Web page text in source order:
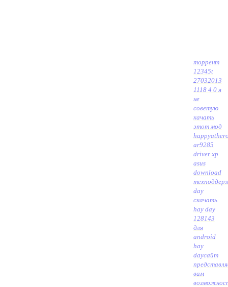
торрент
12345t
27032013
1118 4 0 я
не
советую
качать
этот мод
happy
ar9285
driver xp
asus
download
day
скачать
hay day
128143
для
android
hay
dayсайт
вам